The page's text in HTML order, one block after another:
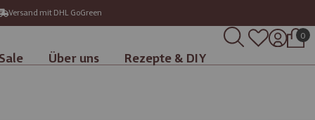
Versand mit DHL GoGreen
Über uns Rezepte & DIY
0